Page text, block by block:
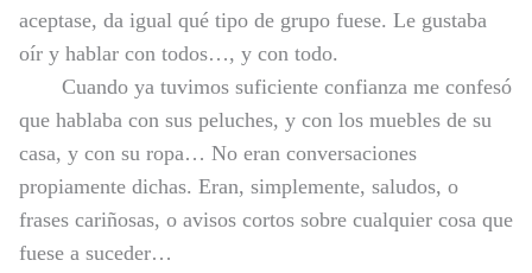
aceptase, da igual qué tipo de grupo fuese. Le gustaba
oír y hablar con todos…, y con todo.
Cuando ya tuvimos suficiente confianza me confesó
que hablaba con sus peluches, y con los muebles de su
casa, y con su ropa… No eran conversaciones
propiamente dichas. Eran, simplemente, saludos, o
frases cariñosas, o avisos cortos sobre cualquier cosa que
fuese a suceder…